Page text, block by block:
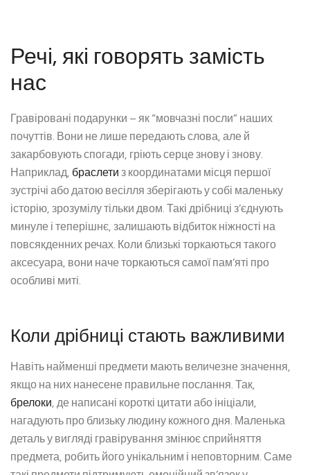
Речі, які говорять замість
нас
Гравіровані подарунки – як “мовчазні посли” наших
почуттів. Вони не лише передають слова, але й
закарбовують спогади, гріють серце знову і знову.
Наприклад, браслети з координатами місця першої
зустрічі або датою весілля зберігають у собі маленьку
історію, зрозумілу тільки двом. Такі дрібниці з’єднують
минуле і теперішнє, залишають відбиток ніжності на
повсякденних речах. Коли близькі торкаються такого
аксесуара, вони наче торкаються самої пам’яті про
особливі миті.
Коли дрібниці стають важливими
Навіть найменші предмети мають величезне значення,
якщо на них нанесене правильне послання. Так,
брелоки, де написані короткі цитати або ініціали,
нагадують про близьку людину кожного дня. Маленька
деталь у вигляді гравірування змінює сприйняття
предмета, робить його унікальним і неповторним. Саме